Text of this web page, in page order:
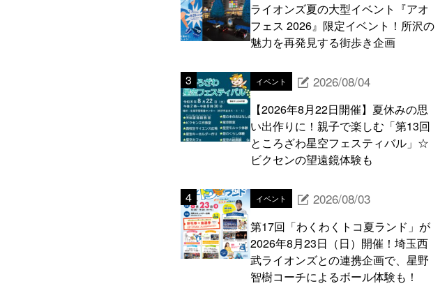
ライオンズ夏の大型イベント『アオ
フェス 2026』限定イベント！所沢の
魅力を再発見する街歩き企画
イベント 2026/08/04
【2026年8月22日開催】夏休みの思
い出作りに！親子で楽しむ「第13回
ところざわ星空フェスティバル」☆
ビクセンの望遠鏡体験も
イベント 2026/08/03
第17回「わくわくトコ夏ランド」が
2026年8月23日（日）開催！埼玉西
武ライオンズとの連携企画で、星野
智樹コーチによるボール体験も！